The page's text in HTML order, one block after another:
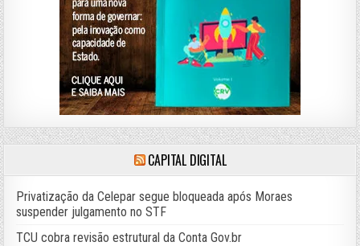
CAPITAL DIGITAL
Privatização da Celepar segue bloqueada após Moraes
suspender julgamento no STF
TCU cobra revisão estrutural da Conta Gov.br